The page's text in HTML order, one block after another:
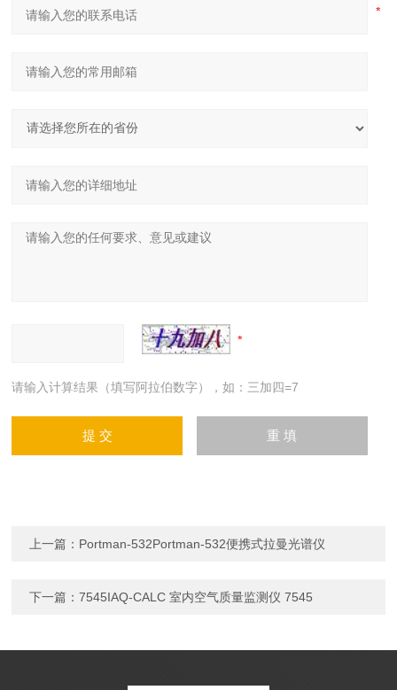
请输入计算结果（填写阿拉伯数字），如：三加四=7
上一篇： Portman-532Portman-532便携式拉曼光谱仪
下一篇：7545IAQ-CALC 室内空气质量监测仪 7545